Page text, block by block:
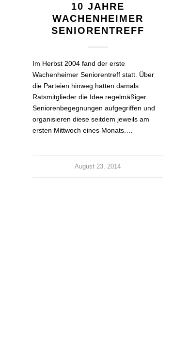
10 JAHRE
WACHENHEIMER
SENIORENTREFF
Im Herbst 2004 fand der erste
Wachenheimer Seniorentreff statt. Über
die Parteien hinweg hatten damals
Ratsmitglieder die Idee regelmäßiger
Seniorenbegegnungen aufgegriffen und
organisieren diese seitdem jeweils am
ersten Mittwoch eines Monats.…
August 23, 2014